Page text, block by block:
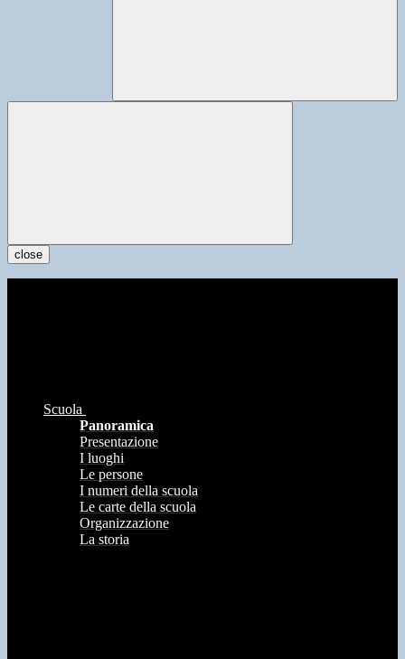
close
Scuola
Panoramica
Presentazione
I luoghi
Le persone
I numeri della scuola
Le carte della scuola
Organizzazione
La storia